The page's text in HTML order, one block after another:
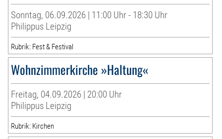
Sonntag, 06.09.2026 | 11:00 Uhr - 18:30 Uhr
Philippus Leipzig
Rubrik: Fest & Festival
Wohnzimmerkirche »Haltung«
Freitag, 04.09.2026 | 20:00 Uhr
Philippus Leipzig
Rubrik: Kirchen